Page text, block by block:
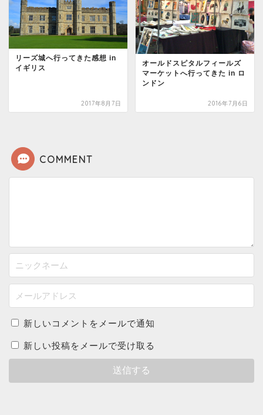
リーズ城へ行ってきた感想 in
イギリス
2017年8月7日
オールドスピタルフィールズ
マーケットへ行ってきた in ロ
ンドン
2016年7月6日
COMMENT
新しいコメントをメールで通知
新しい投稿をメールで受け取る